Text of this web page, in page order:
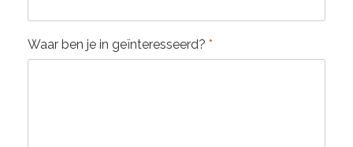
Waar ben je in geïnteresseerd? *